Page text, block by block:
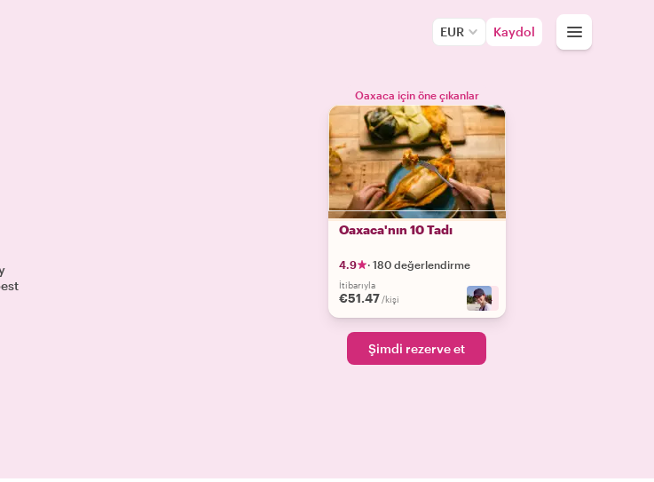
EUR Kaydol
Oaxaca için öne çıkanlar
Oaxaca'nın 10 Tadı
4.9 · 180 değerlendirme
İtibarıyla
€51.47 /kişi +4
Şimdi rezerve et